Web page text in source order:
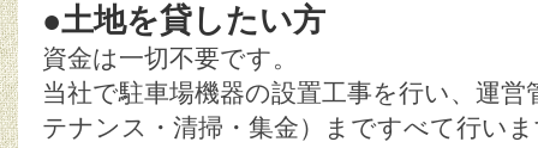
●土地を貸したい方
資金は一切不要です。
当社で駐車場機器の設置工事を行い、運営
テナンス・清掃・集金）まですべて行い